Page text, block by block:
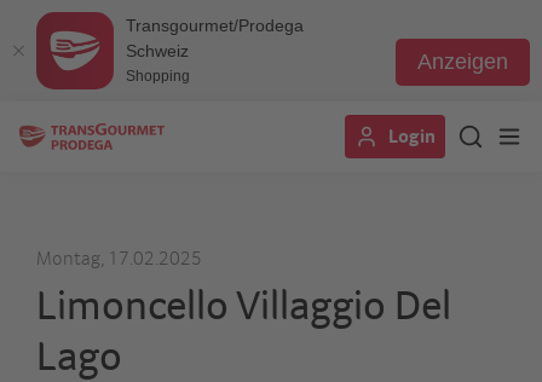
Transgourmet/Prodega
Schweiz
Shopping
Anzeigen
Login
Montag, 17.02.2025
Limoncello Villaggio Del
Lago